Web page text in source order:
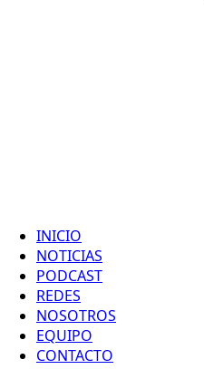
INICIO
NOTICIAS
PODCAST
REDES
NOSOTROS
EQUIPO
CONTACTO